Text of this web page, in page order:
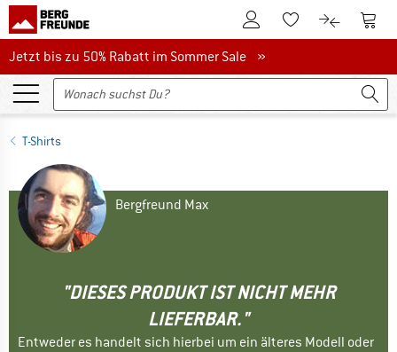
Zum KundenkontoZum Merkzettel.
Zum Zum
Jetzt bis zu 50% Rabatt im Sommer Sale
Jetzt bis zu 50% Rabatt im Sommer Sale »
T-Shirts
Bergfreund Max
"DIESES PRODUKT IST NICHT MEHR
LIEFERBAR."
Entweder es handelt sich hierbei um ein älteres Modell oder